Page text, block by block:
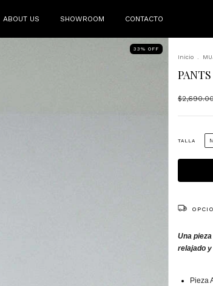
ABOUT US SHOWROOM CONTACTO
33 % OFF
Inicio
TALLA
Una
relajado
Pieza